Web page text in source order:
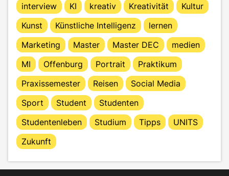
interview
KI kreativ Kreativität
Kultur
Kunst
Künstliche Intelligenz
lernen
Marketing
Master Master DEC
medien
MI
Offenburg Portrait
Praktikum
Praxissemester
Reisen
Social Media
Sport
Student
Studenten
Studentenleben
Studium Tipps
UNITS
Zukunft